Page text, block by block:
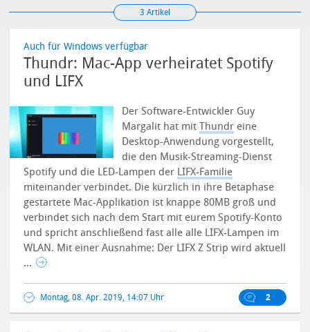
3 Artikel
Auch für Windows verfügbar
Thundr: Mac-App verheiratet Spotify
und LIFX
Der Software-Entwickler Guy
Margalit hat mitThundr eine
Desktop-Anwendung vorgestellt,
die den Musik-Streaming-Dienst
Spotify und die LED-Lampen der LIFX-Familie
miteinander verbindet. Die kürzlich in ihre Betaphase
gestartete Mac-Applikation ist knappe 80MB groß und
verbindet sich nach dem Start mit eurem Spotify-Konto
und spricht anschließend fast alle alle LIFX-Lampen im
WLAN. Mit einer Ausnahme: Der LIFX Z Strip wird aktuell
...
Montag, 08. Apr. 2019, 14:07 Uhr 2